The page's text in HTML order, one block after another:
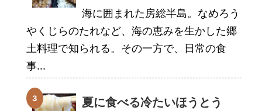
海に囲まれた房総半島。なめろう
やくじらのたれなど、海の恵みを生かした郷
土料理で知られる。その一方で、日常の食
事...
夏に食べる冷たいほうとう